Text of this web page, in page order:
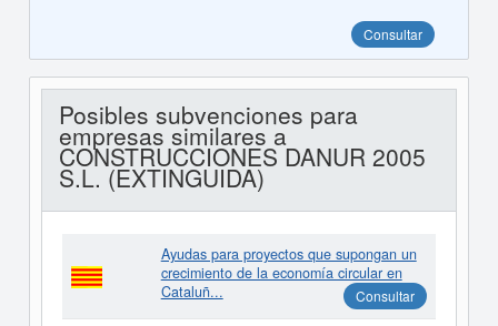
Consultar
Posibles subvenciones para
empresas similares a
CONSTRUCCIONES DANUR 2005
S.L. (EXTINGUIDA)
Ayudas para proyectos que supongan un
crecimiento de la economía circular en
Cataluñ...
Consultar